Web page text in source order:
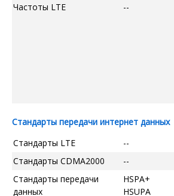
Частоты LTE
--
Стандарты передачи интернет данных
Стандарты LTE
--
Стандарты CDMA2000
--
Стандарты передачи
данных
HSPA+
HSUPA